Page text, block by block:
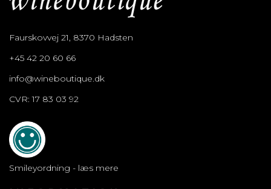
Faurskovvej 21, 8370 Hadsten
+45 42 20 60 66
info@wineboutique.dk
CVR: 17 83 03 92
Smileyordning - læs mere